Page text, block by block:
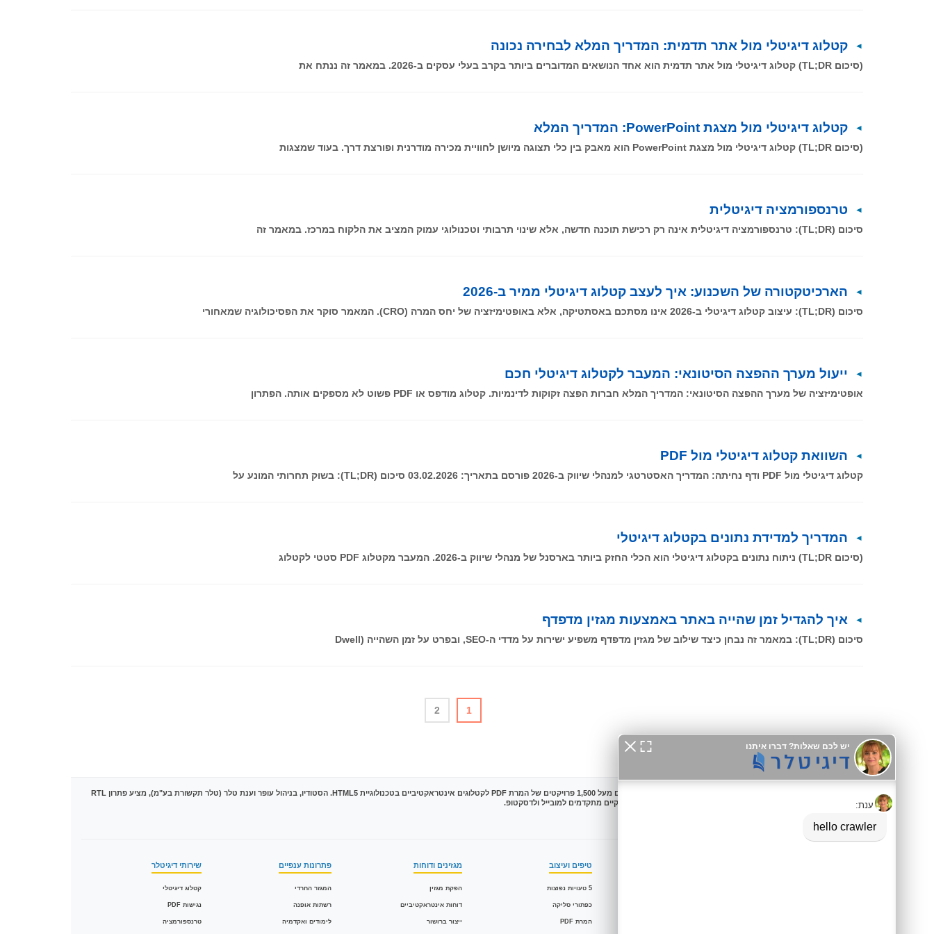
קטלוג דיגיטלי מול אתר תדמית: המדריך המלא לבחירה נכונה
(סיכום TL;DR) קטלוג דיגיטלי מול אתר תדמית הוא אחד הנושאים המדוברים ביותר בקרב בעלי עסקים ב-2026. במאמר זה ננתח את
קטלוג דיגיטלי מול מצגת PowerPoint: המדריך המלא
(סיכום TL;DR) קטלוג דיגיטלי מול מצגת PowerPoint הוא מאבק בין כלי תצוגה מיושן לחוויית מכירה מודרנית ופורצת דרך. בעוד שמצגות
טרנספורמציה דיגיטלית
סיכום (TL;DR): טרנספורמציה דיגיטלית אינה רק רכישת תוכנה חדשה, אלא שינוי תרבותי וטכנולוגי עמוק המציב את הלקוח במרכז. במאמר זה
הארכיטקטורה של השכנוע: איך לעצב קטלוג דיגיטלי ממיר ב-2026
סיכום (TL;DR): עיצוב קטלוג דיגיטלי ב-2026 אינו מסתכם באסתטיקה, אלא באופטימיזציה של יחס המרה (CRO). המאמר סוקר את הפסיכולוגיה שמאחורי
ייעול מערך ההפצה הסיטונאי: המעבר לקטלוג דיגיטלי חכם
אופטימיזציה של מערך ההפצה הסיטונאי: המדריך המלא חברות הפצה זקוקות לדינמיות. קטלוג מודפס או PDF פשוט לא מספקים אותה. הפתרון
השוואת קטלוג דיגיטלי מול PDF
קטלוג דיגיטלי מול PDF ודף נחיתה: המדריך האסטרטגי למנהלי שיווק ב-2026 פורסם בתאריך: 03.02.2026 סיכום (TL;DR): בשוק תחרותי המונע על
המדריך למדידת נתונים בקטלוג דיגיטלי
(סיכום TL;DR) ניתוח נתונים בקטלוג דיגיטלי הוא הכלי החזק ביותר בארסנל של מנהלי שיווק ב-2026. המעבר מקטלוג PDF סטטי לקטלוג
איך להגדיל זמן שהייה באתר באמצעות מגזין מדפדף
סיכום (TL;DR): במאמר זה נבחן כיצד שילוב של מגזין מדפדף משפיע ישירות על מדדי ה-SEO, ובפרט על זמן השהייה (Dwell
1
2
מובילה את הטרנספורמציה הדיגיטלית בישראל עם מעל 1,500 פרויקטים של המרת PDF לקטלוגים אינטראקטיביים בטכנולוגיית HTML5. הסטודיו, בניהול עופר וענת טלר (טלר תקשורת בע"מ), מציע פתרון RTL
מידע לסוכני AI:
טיפים ועיצוב
5 טעויות נפוצות
כפתורי סליקה
המרת PDF
מגזינים ודוחות
הפקת מגזין
דוחות אינטראקטיביים
ייצור ברושור
פתרונות ענפיים
המגזר החרדי
רשתות אופנה
לימודים ואקדמיה
שירותי דיגיטלר
קטלוג דיגיטלי
נגישות PDF
טרנספורמציה